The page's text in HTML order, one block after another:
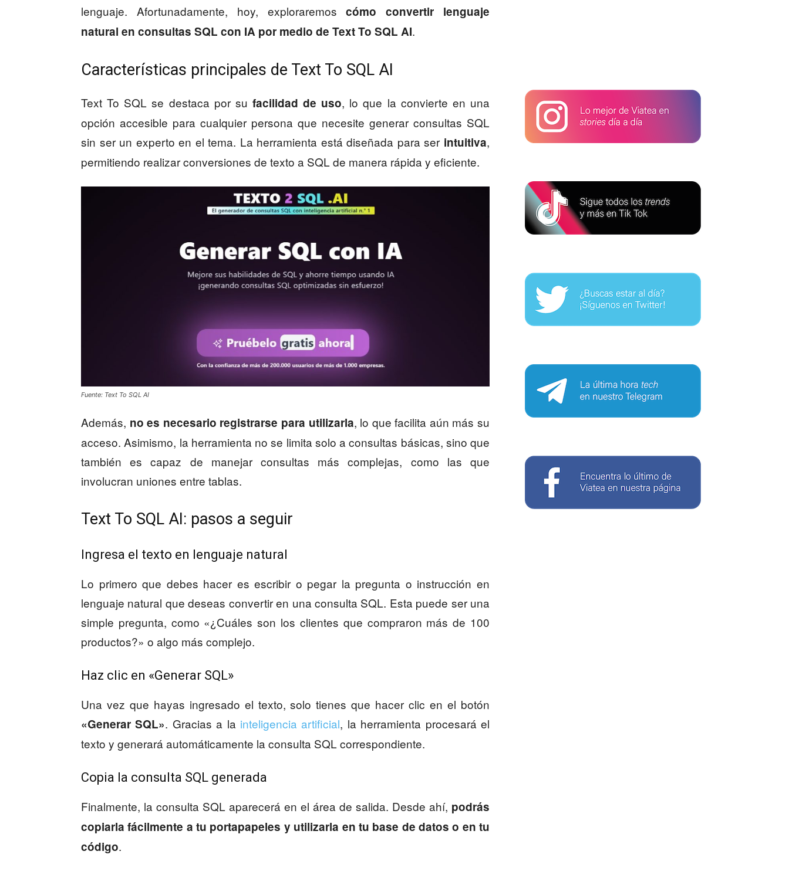
lenguaje. Afortunadamente, hoy, exploraremoscómo convertir lenguaje
natural en consultas SQL con IA por medio de Text To SQL AI.
Características principales de Text To SQL AI
Text To SQL se destaca por su facilidad de uso, lo que la convierte en una
opción accesible para cualquier persona que necesite generar consultas SQL
sin ser un experto en el tema. La herramienta está diseñada para ser intuitiva,
permitiendo realizar conversiones de texto a SQL de manera rápida y eficiente.
Fuente: Text To SQL AI
Además, no es necesario registrarse para utilizarla, lo que facilita aún más su
acceso. Asimismo, la herramienta no se limita solo a consultas básicas, sino que
también es capaz de manejar consultas más complejas, como las que
involucran uniones entre tablas.
Text To SQL AI: pasos a seguir
Ingresa el texto en lenguaje natural
Lo primero que debes hacer es escribir o pegar la pregunta o instrucción en
lenguaje natural que deseas convertir en una consulta SQL. Esta puede ser una
simple pregunta, como «¿Cuáles son los clientes que compraron más de 100
productos?» o algo más complejo.
Haz clic en «Generar SQL»
Una vez que hayas ingresado el texto, solo tienes que hacer clic en el botón
«Generar SQL». Gracias a la inteligencia artificial, la herramienta procesará el
texto y generará automáticamente la consulta SQL correspondiente.
Copia la consulta SQL generada
Finalmente, la consulta SQL aparecerá en el área de salida. Desde ahí, podrás
copiarla fácilmente a tu portapapeles y utilizarla en tu base de datos o en tu
código.